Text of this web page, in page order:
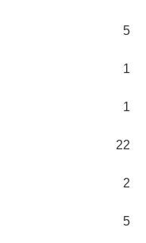
5
1
1
22
2
5